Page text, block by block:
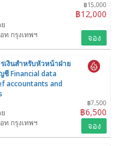
฿15,000
฿12,000
ท กรุงเทพฯ
จอง
เงินสำหรับหัวหน้าฝ่าย
Financial data
accountants and
฿7,500
฿6,500
ท กรุงเทพฯ
จอง